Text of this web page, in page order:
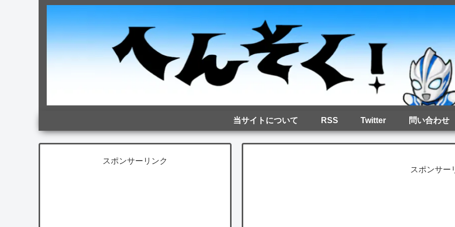
当サイトについて RSS Twitter 問い合わせ
スポンサー
スポンサーリンク